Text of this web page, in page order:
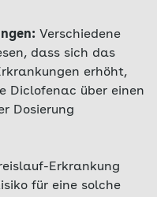
Verschiedene
dass sich das
erhöht,
Diclofenac über einen
Dosierung
Erkrankung
für eine solche